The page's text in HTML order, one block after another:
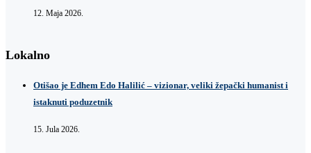
12. Maja 2026.
Lokalno
Otišao je Edhem Edo Halilić – vizionar, veliki žepački humanist i
istaknuti poduzetnik
15. Jula 2026.